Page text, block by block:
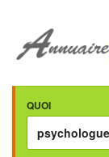
QUOI